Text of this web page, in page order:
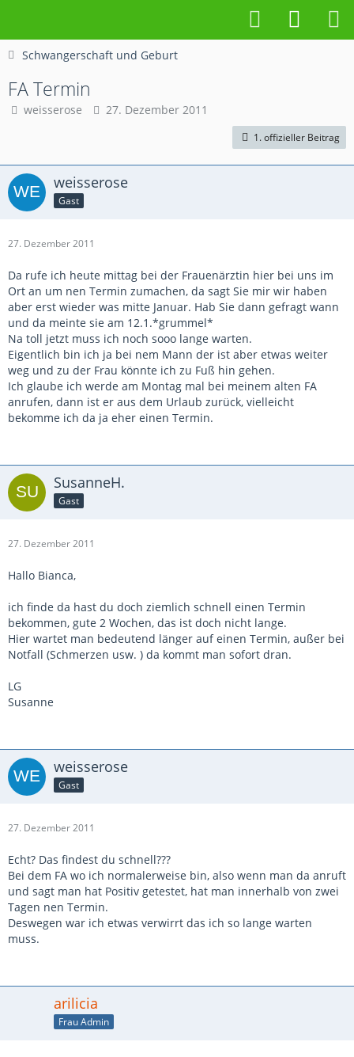
Schwangerschaft und Geburt
FA Termin
weisserose 27. Dezember 2011
1. offizieller Beitrag
weisserose
Gast
27. Dezember 2011
Da rufe ich heute mittag bei der Frauenärztin hier bei uns im
Ort an um nen Termin zumachen, da sagt Sie mir wir haben
aber erst wieder was mitte Januar. Hab Sie dann gefragt wann
und da meinte sie am 12.1.*grummel*
Na toll jetzt muss ich noch sooo lange warten.
Eigentlich bin ich ja bei nem Mann der ist aber etwas weiter
weg und zu der Frau könnte ich zu Fuß hin gehen.
Ich glaube ich werde am Montag mal bei meinem alten FA
anrufen, dann ist er aus dem Urlaub zurück, vielleicht
bekomme ich da ja eher einen Termin.
SusanneH.
Gast
27. Dezember 2011
Hallo Bianca,
ich finde da hast du doch ziemlich schnell einen Termin
bekommen, gute 2 Wochen, das ist doch nicht lange.
Hier wartet man bedeutend länger auf einen Termin, außer bei
Notfall (Schmerzen usw. ) da kommt man sofort dran.
LG
Susanne
weisserose
Gast
27. Dezember 2011
Echt? Das findest du schnell???
Bei dem FA wo ich normalerweise bin, also wenn man da anruft
und sagt man hat Positiv getestet, hat man innerhalb von zwei
Tagen nen Termin.
Deswegen war ich etwas verwirrt das ich so lange warten
muss.
arilicia
Frau Admin